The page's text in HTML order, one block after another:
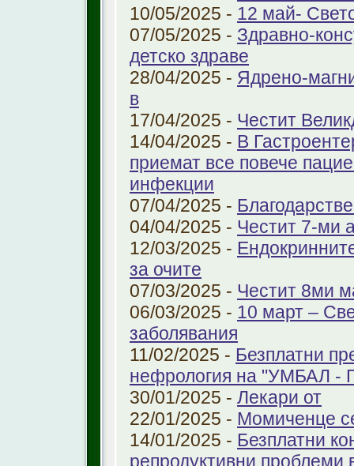
10/05/2025 - 12 май-
07/05/2025 - Здравно-
детско здраве
28/04/2025 - Ядрено-
в
17/04/2025 - Честит
14/04/2025 - В
приемат все повече
инфекции
07/04/2025 -
04/04/2025 - Честит 7-ми
12/03/2025 -
за очите
07/03/2025 - Честит 8ми
06/03/2025 - 10 март –
заболявания
11/02/2025 - Безплатни
нефрология на "УМБАЛ -
30/01/2025 - Лекари от
22/01/2025 - Момиченце
14/01/2025 - Безплатни
репродуктивни